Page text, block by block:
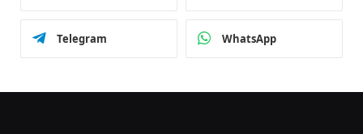
Telegram WhatsApp